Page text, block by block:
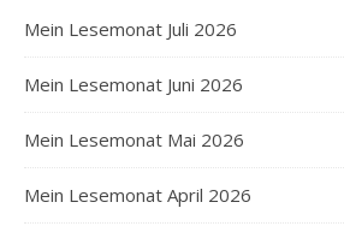
Mein Lesemonat Juli 2026
Mein Lesemonat Juni 2026
Mein Lesemonat Mai 2026
Mein Lesemonat April 2026